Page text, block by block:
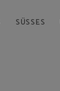
SÜSSES